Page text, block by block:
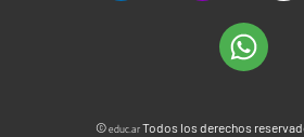
©educ.arTodos los derechos